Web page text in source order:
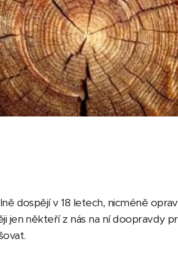
dospějí v 18 letech, nicméně
jen někteří z nás na ní doopravdy